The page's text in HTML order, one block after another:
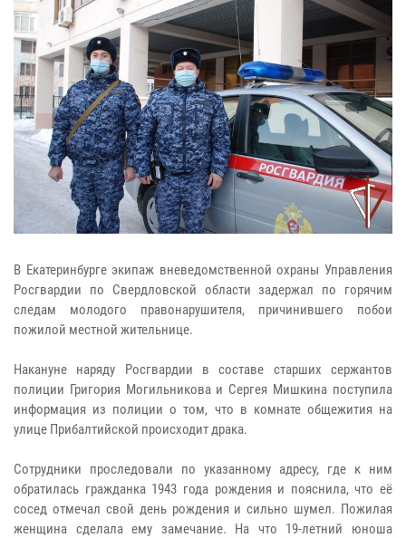
В Екатеринбурге экипаж вневедомственной охраны Управления
Росгвардии по Свердловской области задержал по горячим
следам молодого правонарушителя, причинившего побои
пожилой местной жительнице.
Накануне наряду Росгвардии в составе старших сержантов
полиции Григория Могильникова и Сергея Мишкина поступила
информация из полиции о том, что в комнате общежития на
улице Прибалтийской происходит драка.
Сотрудники проследовали по указанному адресу, где к ним
обратилась гражданка 1943 года рождения и пояснила, что её
сосед отмечал свой день рождения и сильно шумел. Пожилая
женщина сделала ему замечание. На что 19-летний юноша